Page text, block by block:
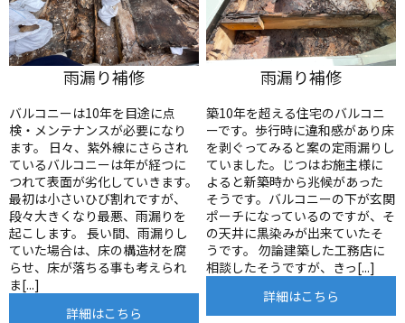
雨漏り補修
バルコニーは10年を目途に点
検・メンテナンスが必要になり
ます。 日々、紫外線にさらされ
ているバルコニーは年が経つに
つれて表面が劣化していきます。
最初は小さいひび割れですが、
段々大きくなり最悪、雨漏りを
起こします。 長い間、雨漏りし
ていた場合は、床の構造材を腐
らせ、床が落ちる事も考えられ
ま[...]
詳細はこちら
雨漏り補修
築10年を超える住宅のバルコニ
ーです。歩行時に違和感があり床
を剥ぐってみると案の定雨漏りし
ていました。じつはお施主様に
よると新築時から兆候があった
そうです。バルコニーの下が玄関
ポーチになっているのですが、そ
の天井に黒染みが出来ていたそ
うです。 勿論建築した工務店に
相談したそうですが、きっ[...]
詳細はこちら